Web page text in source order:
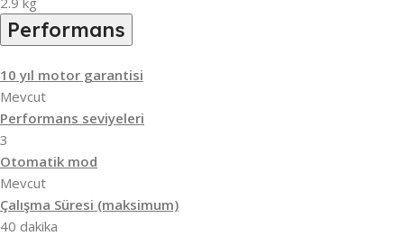
Performans
10 yıl motor garantisi
Mevcut
Performans seviyeleri
3
Otomatik mod
Mevcut
Çalışma Süresi (maksimum)
40 dakika